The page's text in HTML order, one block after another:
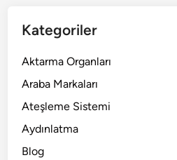
Kategoriler
Aktarma Organları
Araba Markaları
Ateşleme Sistemi
Aydınlatma
Blog